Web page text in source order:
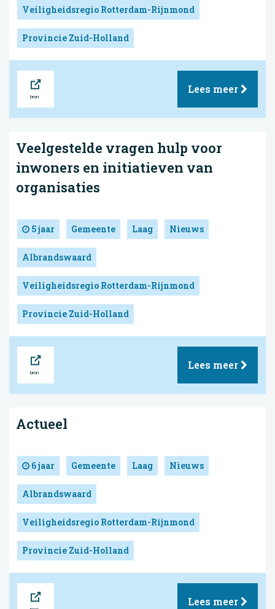
Veiligheidsregio Rotterdam-Rijnmond
Provincie Zuid-Holland
Lees meer
Veelgestelde vragen hulp voor
inwoners en initiatieven van
organisaties
5 jaar Gemeente Laag Nieuws
Albrandswaard
Veiligheidsregio Rotterdam-Rijnmond
Provincie Zuid-Holland
Lees meer
Actueel
6 jaar Gemeente Laag Nieuws
Albrandswaard
Veiligheidsregio Rotterdam-Rijnmond
Provincie Zuid-Holland
Lees meer